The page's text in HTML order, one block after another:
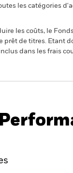
les catégories
les coûts, le
prêt de titres. Etant
dans les frais
Facts